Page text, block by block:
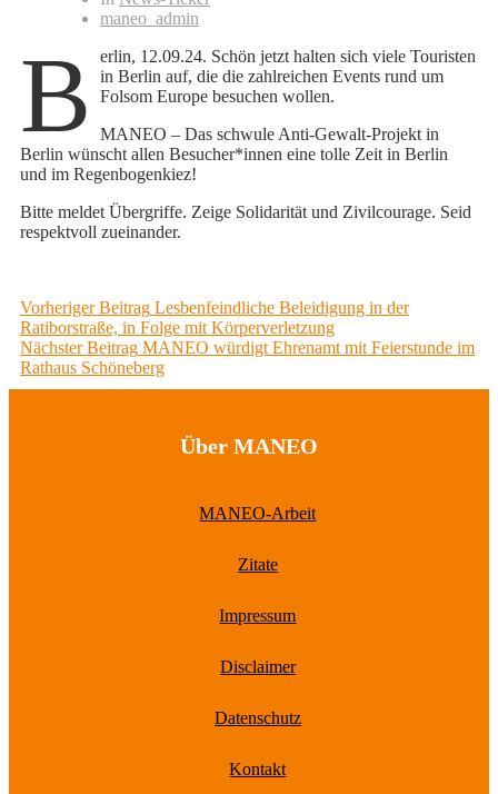
maneo_admin
B
erlin, 12.09.24. Schön jetzt halten sich viele Touristen
in Berlin auf, die die zahlreichen Events rund um
Folsom Europe besuchen wollen.
MANEO – Das schwule Anti-Gewalt-Projekt in
Berlin wünscht allen Besucher*innen eine tolle Zeit in Berlin
und im Regenbogenkiez!
Bitte meldet Übergriffe. Zeige Solidarität und Zivilcourage. Seid
respektvoll zueinander.
Beitragsnavigation
Vorheriger Beitrag Previous
post:
Lesbenfeindliche Beleidigung in der
Ratiborstraße, in Folge mit Körperverletzung
Nächster Beitrag Next
post:
MANEO würdigt Ehrenamt mit Feierstunde im
Rathaus Schöneberg
Über MANEO
MANEO-Arbeit
Zitate
Impressum
Disclaimer
Datenschutz
Kontakt